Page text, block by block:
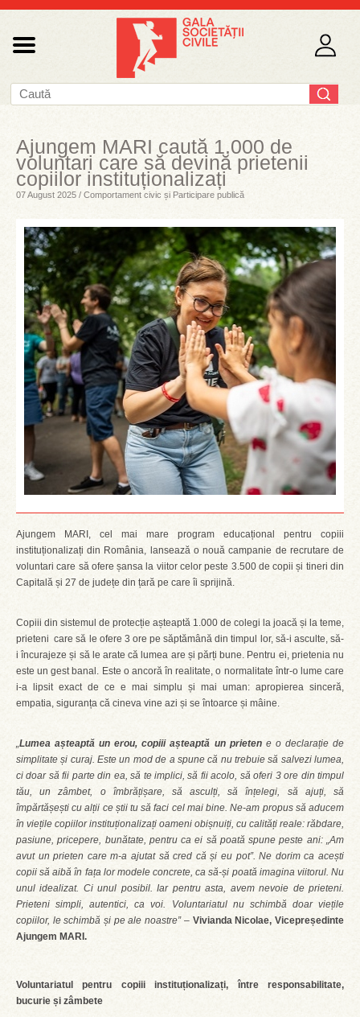
Ajungem MARI caută 1.000 de
voluntari care să devină prietenii
copiilor instituționalizați
07 August 2025 / Comportament civic și Participare publică
Ajungem MARI, cel mai mare program educațional pentru copiii
instituționalizați din România, lansează o nouă campanie de recrutare de
voluntari care să ofere șansa la viitor celor peste 3.500 de copii și tineri din
Capitală și 27 de județe din țară pe care îi sprijină.
Copiii din sistemul de protecție așteaptă 1.000 de colegi la joacă și la teme,
prieteni care să le ofere 3 ore pe săptămână din timpul lor, să-i asculte, să-
i încurajeze și să le arate că lumea are și părți bune. Pentru ei, prietenia nu
este un gest banal. Este o ancoră în realitate, o normalitate într-o lume care
i-a lipsit exact de ce e mai simplu și mai uman: apropierea sinceră,
empatia, siguranța că cineva vine azi și se întoarce și mâine.
„Lumea așteaptă un erou, copiii așteaptă un prietene o declarație de
simplitate și curaj. Este un mod de a spune că nu trebuie să salvezi lumea,
ci doar să fii parte din ea, să te implici, să fii acolo, să oferi 3 ore din timpul
tău, un zâmbet, o îmbrățișare, să asculți, să înțelegi, să ajuți, să
împărtășești cu alții ce știi tu să faci cel mai bine. Ne-am propus să aducem
în viețile copiilor instituționalizați oameni obișnuiți, cu calități reale: răbdare,
pasiune, pricepere, bunătate, pentru ca ei să poată spune peste ani: „Am
avut un prieten care m-a ajutat să cred că și eu pot”. Ne dorim ca acești
copii să aibă în fața lor modele concrete, ca să-și poată imagina viitorul. Nu
unul idealizat. Ci unul posibil. Iar pentru asta, avem nevoie de prieteni.
Prieteni simpli, autentici, ca voi. Voluntariatul nu schimbă doar viețile
copiilor, le schimbă și pe ale noastre”– Vivianda Nicolae, Vicepreședinte
Ajungem MARI.
Voluntariatul pentru copiii instituționalizați, între responsabilitate,
bucurie și zâmbete